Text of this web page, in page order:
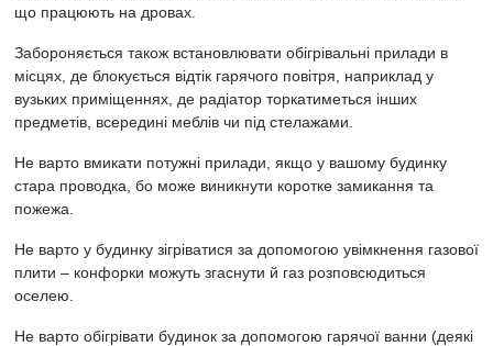
що працюють на дровах.
Забороняється також встановлювати обігрівальні прилади в
місцях, де блокується відтік гарячого повітря, наприклад у
вузьких приміщеннях, де радіатор торкатиметься інших
предметів, всередині меблів чи під стелажами.
Не варто вмикати потужні прилади, якщо у вашому будинку
стара проводка, бо може виникнути коротке замикання та
пожежа.
Не варто у будинку зігріватися за допомогою увімкнення газової
плити – конфорки можуть згаснути й газ розповсюдиться
оселею.
Не варто обігрівати будинок за допомогою гарячої ванни (деякі